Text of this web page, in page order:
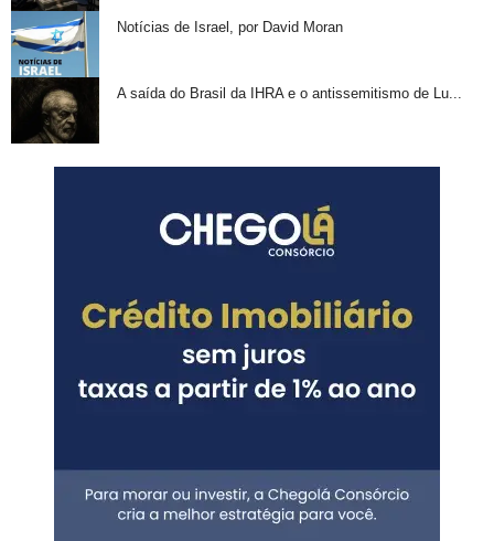
Notícias de Israel, por David Moran
A saída do Brasil da IHRA e o antissemitismo de Lu...